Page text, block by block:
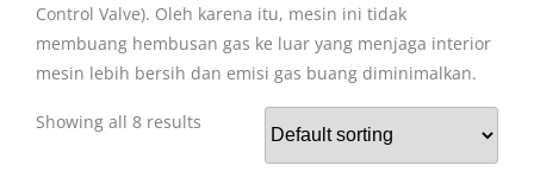
Control Valve). Oleh karena itu, mesin ini tidak
membuang hembusan gas ke luar yang menjaga interior
mesin lebih bersih dan emisi gas buang diminimalkan.
Showing all 8 results